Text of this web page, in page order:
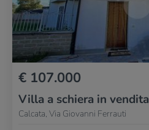
€ 107.000
Villa a schiera in vendita
Calcata, Via Giovanni Ferrauti